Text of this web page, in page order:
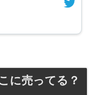
に売ってる？